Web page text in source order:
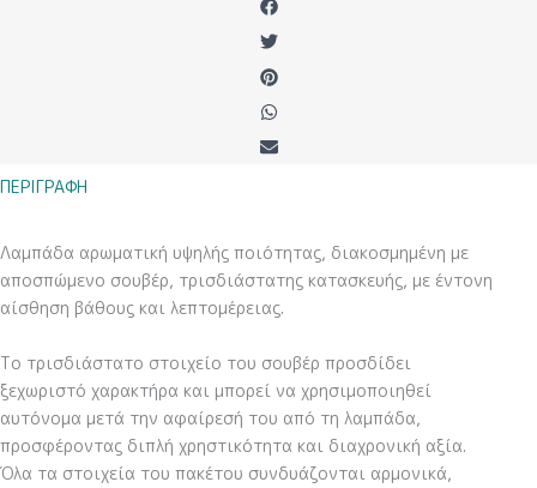
ΠΕΡΙΓΡΑΦΉ
Λαμπάδα αρωματική υψηλής ποιότητας, διακοσμημένη με
αποσπώμενο σουβέρ, τρισδιάστατης κατασκευής, με έντονη
αίσθηση βάθους και λεπτομέρειας.
Το τρισδιάστατο στοιχείο του σουβέρ προσδίδει
ξεχωριστό χαρακτήρα και μπορεί να χρησιμοποιηθεί
αυτόνομα μετά την αφαίρεσή του από τη λαμπάδα,
προσφέροντας διπλή χρηστικότητα και διαχρονική αξία.
Όλα τα στοιχεία του πακέτου συνδυάζονται αρμονικά,